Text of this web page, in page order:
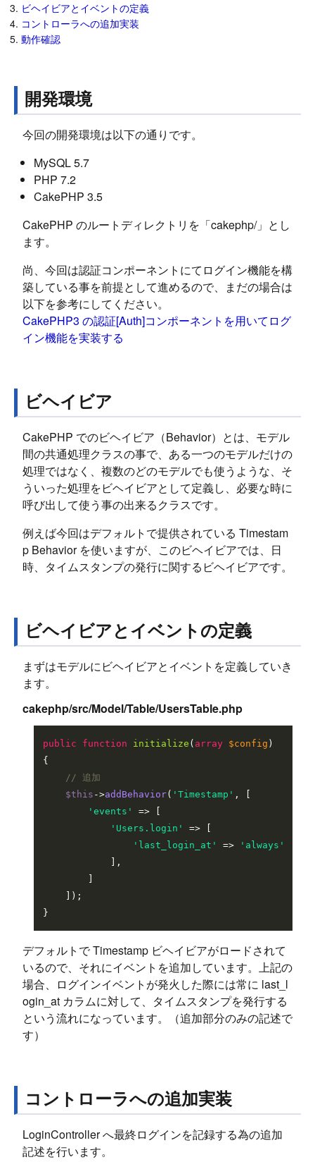
ビヘイビアとイベントの定義
コントローラへの追加実装
動作確認
開発環境
今回の開発環境は以下の通りです。
MySQL 5.7
PHP 7.2
CakePHP 3.5
CakePHP のルートディレクトリを「cakephp/」とし
ます。
尚、今回は認証コンポーネントにてログイン機能を構
築している事を前提として進めるので、まだの場合は
以下を参考にしてください。
CakePHP3 の認証[Auth]コンポーネントを用いてログ
イン機能を実装する
ビヘイビア
CakePHP でのビヘイビア（Behavior）とは、モデル
間の共通処理クラスの事で、ある一つのモデルだけの
処理ではなく、複数のどのモデルでも使うような、そ
ういった処理をビヘイビアとして定義し、必要な時に
呼び出して使う事の出来るクラスです。
例えば今回はデフォルトで提供されている Timestam
p Behavior を使いますが、このビヘイビアでは、日
時、タイムスタンプの発行に関するビヘイビアです。
ビヘイビアとイベントの定義
まずはモデルにビヘイビアとイベントを定義していき
ます。
cakephp/src/Model/Table/UsersTable.php
public function initialize ( array $config
{
// 追加
$this ->addBehavior( 'Timestamp' , [
'events'
=> [
'Users.login'
=> [
'last_login_at'
=>
'always'
            ],
        ]
    ]);
デフォルトで Timestamp ビヘイビアがロードされて
いるので、それにイベントを追加しています。上記の
場合、ログインイベントが発火した際には常に last_l
ogin_at カラムに対して、タイムスタンプを発行する
という流れになっています。（追加部分のみの記述で
す）
コントローラへの追加実装
LoginController へ最終ログインを記録する為の追加
記述を行います。